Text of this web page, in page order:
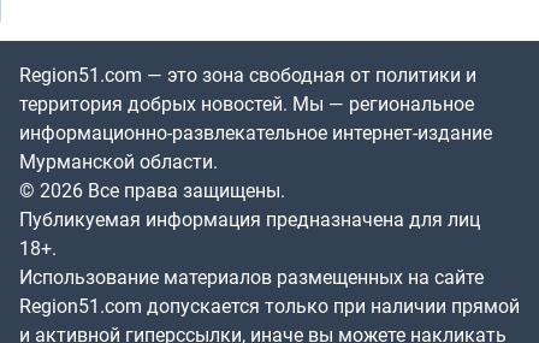
Region51.com — это зона свободная от политики и
территория добрых новостей. Мы — региональное
информационно-развлекательное интернет-издание
Мурманской области.
© 2026 Все права защищены.
Публикуемая информация предназначена для лиц
18+.
Использование материалов размещенных на сайте
Region51.com допускается только при наличии прямой
и активной гиперссылки, иначе вы можете накликать